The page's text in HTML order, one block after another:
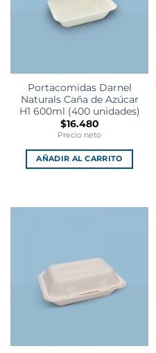
Portacomidas Darnel
Naturals Caña de Azúcar
H1 600ml (400 unidades)
$16.480
Precio neto
AÑADIR AL CARRITO